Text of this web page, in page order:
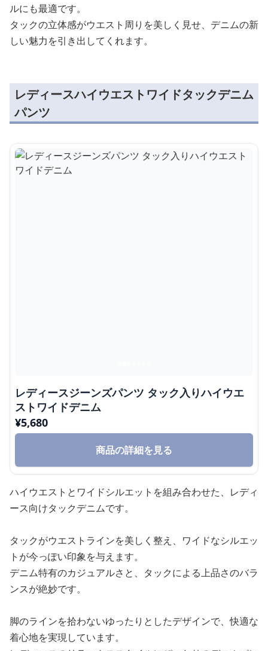
ルにも最適です。
タックの立体感がウエスト周りを美しく見せ、デニムの新
しい魅力を引き出してくれます。
レディースハイウエストワイドタックデニム
パンツ
レディースジーンズパンツ タック入りハイウエ
ストワイドデニム
¥5,680
商品の詳細を見る
ハイウエストとワイドシルエットを組み合わせた、レディ
ース向けタックデニムです。
タックがウエストラインを美しく整え、ワイドなシルエッ
トが今っぽい印象を与えます。
デニム特有のカジュアルさと、タックによる上品さのバラ
ンスが絶妙です。
脚のラインを拾わないゆったりとしたデザインで、快適な
着心地を実現しています。